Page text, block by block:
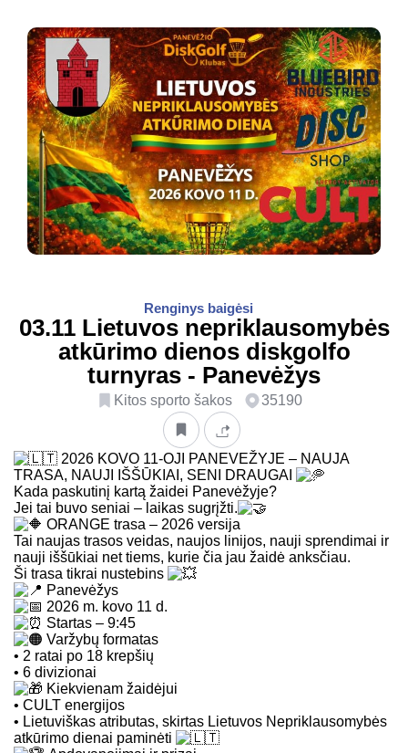
Renginys baigėsi
03.11 Lietuvos nepriklausomybės
atkūrimo dienos diskgolfo
turnyras - Panevėžys
Kitos sporto šakos 35190
2026 KOVO 11-OJI PANEVEŽYJE – NAUJA
TRASA, NAUJI IŠŠŪKIAI, SENI DRAUGAI
Kada paskutinį kartą žaidei Panevėžyje?
Jei tai buvo seniai – laikas sugrįžti.
ORANGE trasa – 2026 versija
Tai naujas trasos veidas, naujos linijos, nauji sprendimai ir
nauji iššūkiai net tiems, kurie čia jau žaidė anksčiau.
Ši trasa tikrai nustebins
Panevėžys
2026 m. kovo 11 d.
Startas – 9:45
Varžybų formatas
• 2 ratai po 18 krepšių
• 6 divizionai
Kiekvienam žaidėjui
• CULT energijos
• Lietuviškas atributas, skirtas Lietuvos Nepriklausomybės
atkūrimo dienai paminėti